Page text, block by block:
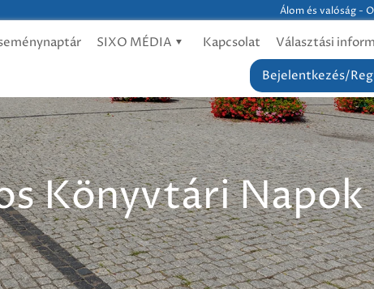
Álom és valóság -
SIXO MÉDIA Kapcsolat Választási
Bejelentkezés/
Könyvtári Napok